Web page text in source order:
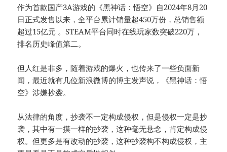
作为首款国产3A游戏的《黑神话：悟空》自2024年8月20
日正式发售以来，全平台累计销量超450万份，总销售额
超过15亿元 。STEAM平台同时在线玩家数突破220万，
排名历史峰值第二。
但人红是非多，随着游戏的爆火，也传来了一些负面新
闻，最近就有几位新浪微博的博主发声说，《黑神话：悟
空》涉嫌抄袭。
从法律的角度，抄袭不一定构成侵权，但是侵权一定是抄
袭，其中有一摸一样的抄袭，这种毫无悬念，肯定构成侵
权。但更多是有改动的抄袭，这种抄袭构不构成侵权，主